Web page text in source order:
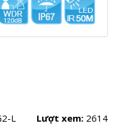
L Lượt xem: 2614